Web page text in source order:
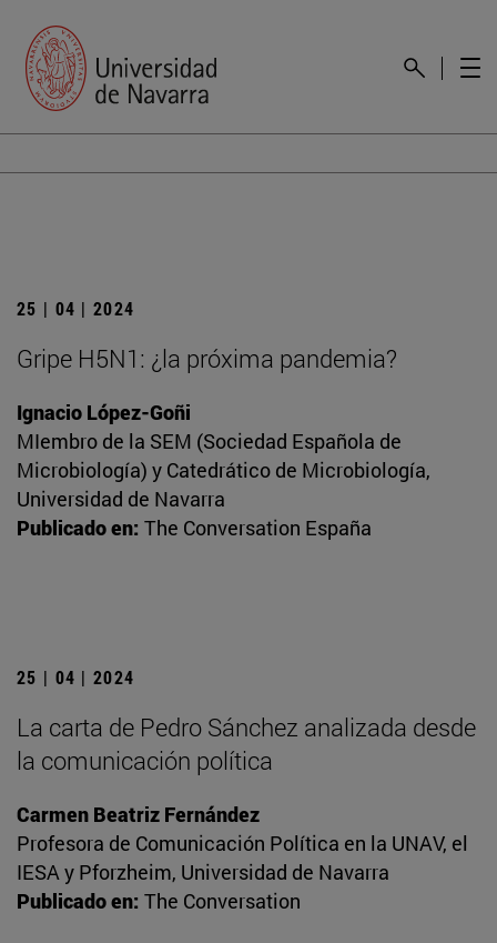
25 | 04 | 2024
Gripe H5N1: ¿la próxima pandemia?
Ignacio López-Goñi
MIembro de la SEM (Sociedad Española de
Microbiología) y Catedrático de Microbiología,
Universidad de Navarra
Publicado en: The Conversation España
25 | 04 | 2024
La carta de Pedro Sánchez analizada desde
la comunicación política
Carmen Beatriz Fernández
Profesora de Comunicación Política en la UNAV, el
IESA y Pforzheim, Universidad de Navarra
Publicado en: The Conversation